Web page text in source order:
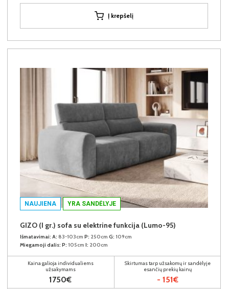
Į krepšelį
NAUJIENA YRA SANDĖLYJE
GIZO (I gr.) sofa su elektrine funkcija (Lumo-95)
Išmatavimai: A: 83-103cm P: 250cm G: 109cm
Miegamoji dalis: P: 105cm I: 200cm
Kaina galioja individualiems
užsakymams
1750€
Skirtumas tarp užsakomų ir sandėlyje
esančių prekių kainų
- 151€